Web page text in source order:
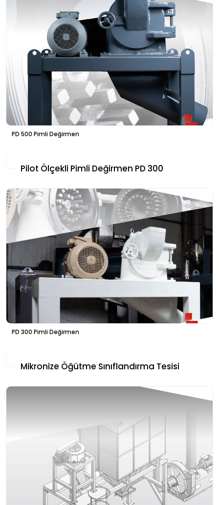
PD 500 Pimli Değirmen
Pilot Ölçekli Pimli Değirmen PD 300
PD 300 Pimli Değirmen
Mikronize Öğütme Sınıflandırma Tesisi